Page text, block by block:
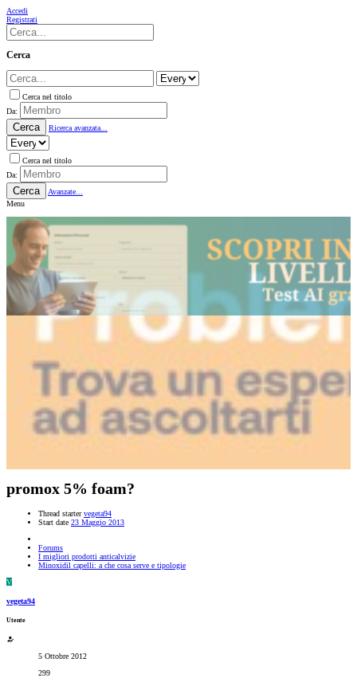
Accedi
Registrati
Cerca
Cerca nel titolo
Da:
Cerca Ricerca avanzata...
Cerca nel titolo
Da:
Cerca
Avanzate...
Menu
promox 5% foam?
Thread starter vegeta94
Start date 23 Maggio 2013
Forums
I migliori prodotti anticalvizie
Minoxidil capelli: a che cosa serve e tipologie
V
vegeta94
Utente
5 Ottobre 2012
299